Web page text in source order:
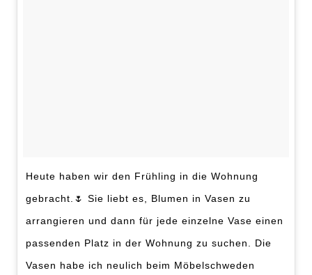
Heute haben wir den Frühling in die Wohnung
gebracht.🌷 Sie liebt es, Blumen in Vasen zu
arrangieren und dann für jede einzelne Vase einen
passenden Platz in der Wohnung zu suchen. Die
Vasen habe ich neulich beim Möbelschweden